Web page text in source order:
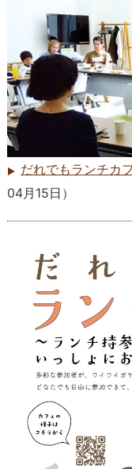
だれでもランチカ
04月15日 ）